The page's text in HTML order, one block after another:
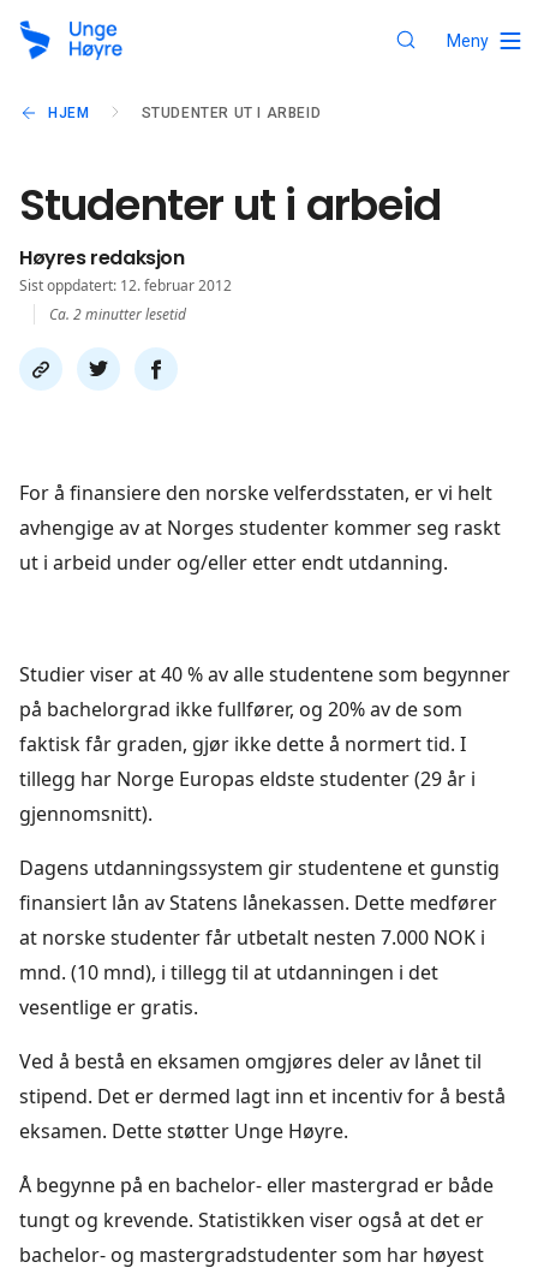
Meny
HJEM STUDENTER UT I ARBEID
Studenter ut i arbeid
Høyres redaksjon
Sist oppdatert: 12. februar 2012
Ca. 2 minutter lesetid
Del
link
Del
på
Del
på
For å finansiere den norske velferdsstaten, er vi helt
avhengige av at Norges studenter kommer seg raskt
ut i arbeid under og/eller etter endt utdanning.
Studier viser at 40 % av alle studentene som begynner
på bachelorgrad ikke fullfører, og 20% av de som
faktisk får graden, gjør ikke dette å normert tid. I
tillegg har Norge Europas eldste studenter (29 år i
gjennomsnitt).
Dagens utdanningssystem gir studentene et gunstig
finansiert lån av Statens lånekassen. Dette medfører
at norske studenter får utbetalt nesten 7.000 NOK i
mnd. (10 mnd), i tillegg til at utdanningen i det
vesentlige er gratis.
Ved å bestå en eksamen omgjøres deler av lånet til
stipend. Det er dermed lagt inn et incentiv for å bestå
eksamen. Dette støtter Unge Høyre.
Å begynne på en bachelor- eller mastergrad er både
tungt og krevende. Statistikken viser også at det er
bachelor- og mastergradstudenter som har høyest